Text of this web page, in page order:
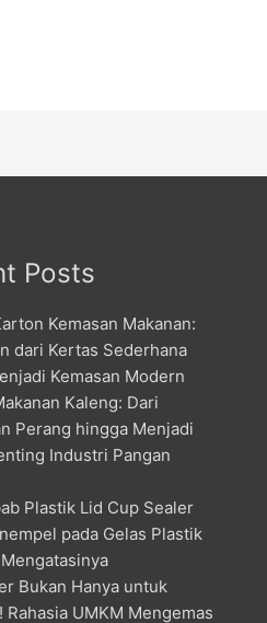
Posts
Kemasan Makanan:
dari Kertas Sederhana
Kemasan Modern
Kaleng: Dari
Perang hingga Menjadi
Industri Pangan
Plastik Lid Cup Sealer
pada Gelas Plastik
Bukan Hanya untuk
Rahasia UMKM Mengemas